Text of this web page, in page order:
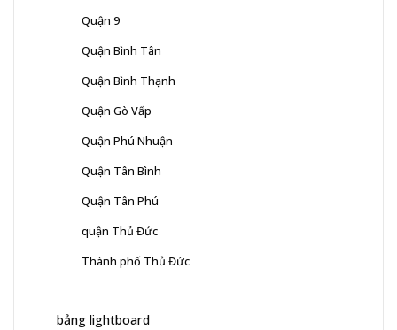
Quận 9
Quận Bình Tân
Quận Bình Thạnh
Quận Gò Vấp
Quận Phú Nhuận
Quận Tân Bình
Quận Tân Phú
quận Thủ Đức
Thành phố Thủ Đức
bảng lightboard